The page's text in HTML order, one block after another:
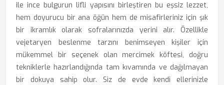
ile ince bulgurun lifli yapısını birleştiren bu eşsiz lezzet,
hem doyurucu bir ana öğün hem de misafirleriniz için şık
bir ikramlık olarak sofralarınızda yerini alır. Özellikle
vejetaryen beslenme tarzını benimseyen kişiler için
mükemmel bir seçenek olan mercimek köftesi, doğru
tekniklerle hazırlandığında tam kıvamında ve dağılmayan
bir dokuya sahip olur. Siz de evde kendi ellerinizle